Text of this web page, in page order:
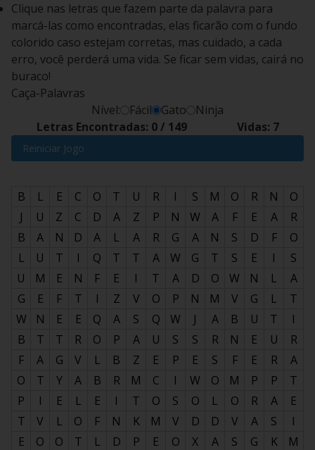
Clique nas letras que fazem parte da palavra para
marcá-las como encontradas, elas ficarão com o fundo
colorido caso estejam corretas, mas cuidado, a cada
erro, você perderá uma vida. Se ficar sem vidas, cairá no
buraco!
Caça-Palavras
Nível:
Fácil Gato
Ninja
Letras Encontradas: 0/ 149 Vidas: 7
Reiniciar Jogo
B L E C O T U R I S M O R N
O
J
U Z C D A Z P N W A F E A
R
B
A N D A L A R G A N S D F
O
L
U T I Q T T A W G T S E I
S
U
M E N F E I T A D O W N L
A
G
E F T I Z V O P N M V G L
T
W
N E E Q A S Q W J A B U T
I
B
T T R O P A U S S R N E U
R
F
A G V L B Z E P E S F E R
A
O
T Y A B R M C I W O M P P
T
P
I E L E I T O S O L O R A
E
T
V L O F N K M V D D V A S
I
E
O O T L D P E O X A S G K
M